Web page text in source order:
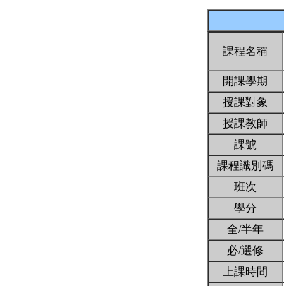
課程名稱
開課學期
授課對象
授課教師
課號
課程識別碼
班次
學分
全/半年
必/選修
上課時間